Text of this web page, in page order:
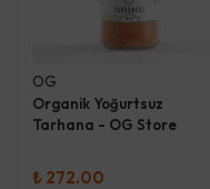
OG
Organik Yoğurtsuz
Tarhana - OG Store
₺ 272.00